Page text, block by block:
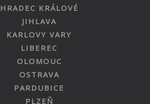
HRADEC KRÁLOVÉ
JIHLAVA
KARLOVY VARY
LIBEREC
OLOMOUC
OSTRAVA
PARDUBICE
PLZEŇ